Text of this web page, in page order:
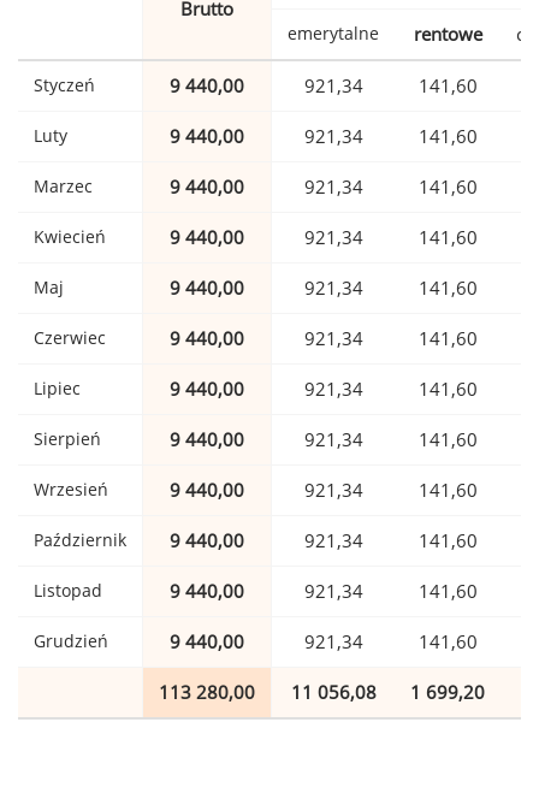
Brutto
emerytalne rentowe
Styczeń 9 440,00 921,34 141,60
Luty 9 440,00 921,34 141,60
Marzec 9 440,00 921,34 141,60
Kwiecień 9 440,00 921,34 141,60
Maj 9 440,00 921,34 141,60
Czerwiec 9 440,00 921,34 141,60
Lipiec 9 440,00 921,34 141,60
Sierpień 9 440,00 921,34 141,60
Wrzesień 9 440,00 921,34 141,60
Październik 9 440,00 921,34 141,60
Listopad 9 440,00 921,34 141,60
Grudzień 9 440,00 921,34 141,60
113 280,00 11 056,08 1 699,20